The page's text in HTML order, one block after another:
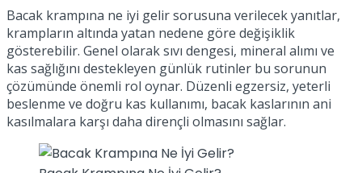
Bacak krampına ne iyi gelir sorusuna verilecek yanıtlar,
krampların altında yatan nedene göre değişiklik
gösterebilir. Genel olarak sıvı dengesi, mineral alımı ve
kas sağlığını destekleyen günlük rutinler bu sorunun
çözümünde önemli rol oynar. Düzenli egzersiz, yeterli
beslenme ve doğru kas kullanımı, bacak kaslarının ani
kasılmalara karşı daha dirençli olmasını sağlar.